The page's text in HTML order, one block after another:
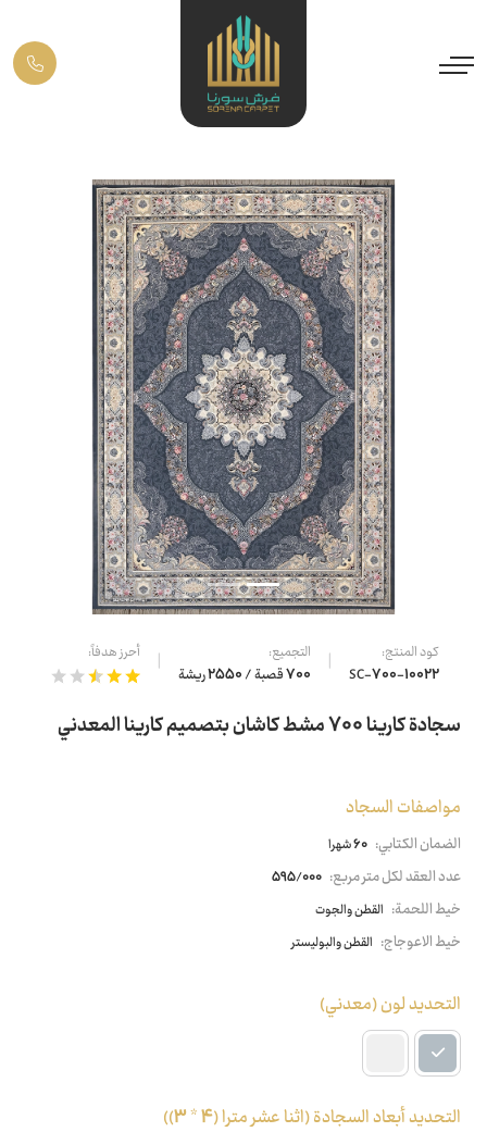
كود المنتج:
SC-700-10022
التجميع:
700 قصبة / 2550 ريشة
أحرز هدفاً:
سجادة كارينا 700 مشط كاشان بتصميم كارينا المعدني
مواصفات السجاد
الضمان الكتابي: 60 شهرا
عدد العقد لكل متر مربع: 595/000
خيط اللحمة: القطن والجوت
خيط الاعوجاج: القطن والبوليستر
التحديد لون(معدني)
التحديد أبعاد السجادة(اثنا عشر مترا (4 * 3))